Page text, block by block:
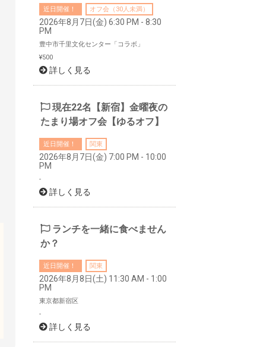
近日開催！ オフ会（30人未満）
2026年8月7日(金) 6:30 PM - 8:30
PM
豊中市千里文化センター「コラボ」
¥500
詳しく見る
現在22名【新宿】金曜夜の
たまり場オフ会【ゆるオフ】
近日開催！ 関東
2026年8月7日(金) 7:00 PM - 10:00
PM
-
詳しく見る
ランチを一緒に食べません
か？
近日開催！ 関東
2026年8月8日(土) 11:30 AM - 1:00
PM
東京都新宿区
-
詳しく見る